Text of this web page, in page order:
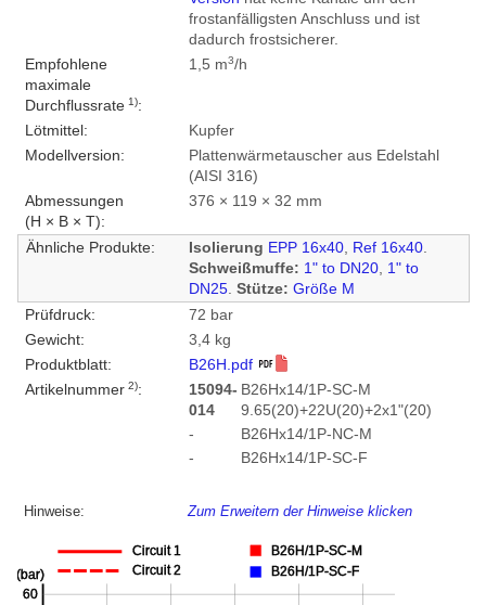
frostanfälligsten Anschluss und ist
dadurch frostsicherer.
Empfohlene
maximale
Durchflussrate 1):
1,5 m3/h
Lötmittel:
Kupfer
Modellversion:
Plattenwärmetauscher aus Edelstahl
(AISI 316)
Abmessungen
(H × B × T):
376 × 119 × 32 mm
Ähnliche Produkte: Isolierung EPP 16x40, Ref 16x40.
Schweißmuffe: 1" to DN20, 1" to
DN25. Stütze: Größe M
Prüfdruck:
72 bar
Gewicht:
3,4 kg
Produktblatt:
B26H.pdf
Artikelnummer2):
15094-
014
B26Hx14/1P-SC-M
9.65(20)+22U(20)+2x1"(20)
-
B26Hx14/1P-NC-M
-
B26Hx14/1P-SC-F
Hinweise: Zum Erweitern der Hinweise klicken